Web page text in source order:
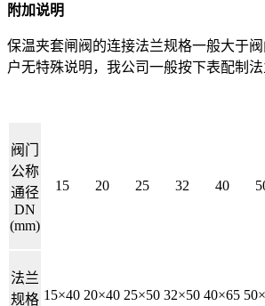
附加说明
保温夹套闸阀的连接法兰规格一般大于
户无特殊说明，我公司一般按下表配制法
阀门
公称
通径
DN
(mm)
15 20 25 32 40
法兰
规格 15×40 20×40 25×50 32×50 40×65